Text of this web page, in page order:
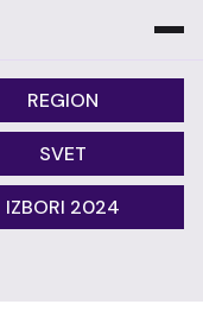
REGION
SVET
IZBORI 2024